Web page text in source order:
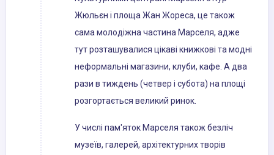
Жюльєн і площа Жан Жореса, це також
сама молодіжна частина Марселя, адже
тут розташувалися цікаві книжкові та модні
неформальні магазини, клуби, кафе. А два
рази в тиждень (четвер і субота) на площі
розгортається великий ринок.
У числі пам'яток Марселя також безліч
музеїв, галерей, архітектурних творів